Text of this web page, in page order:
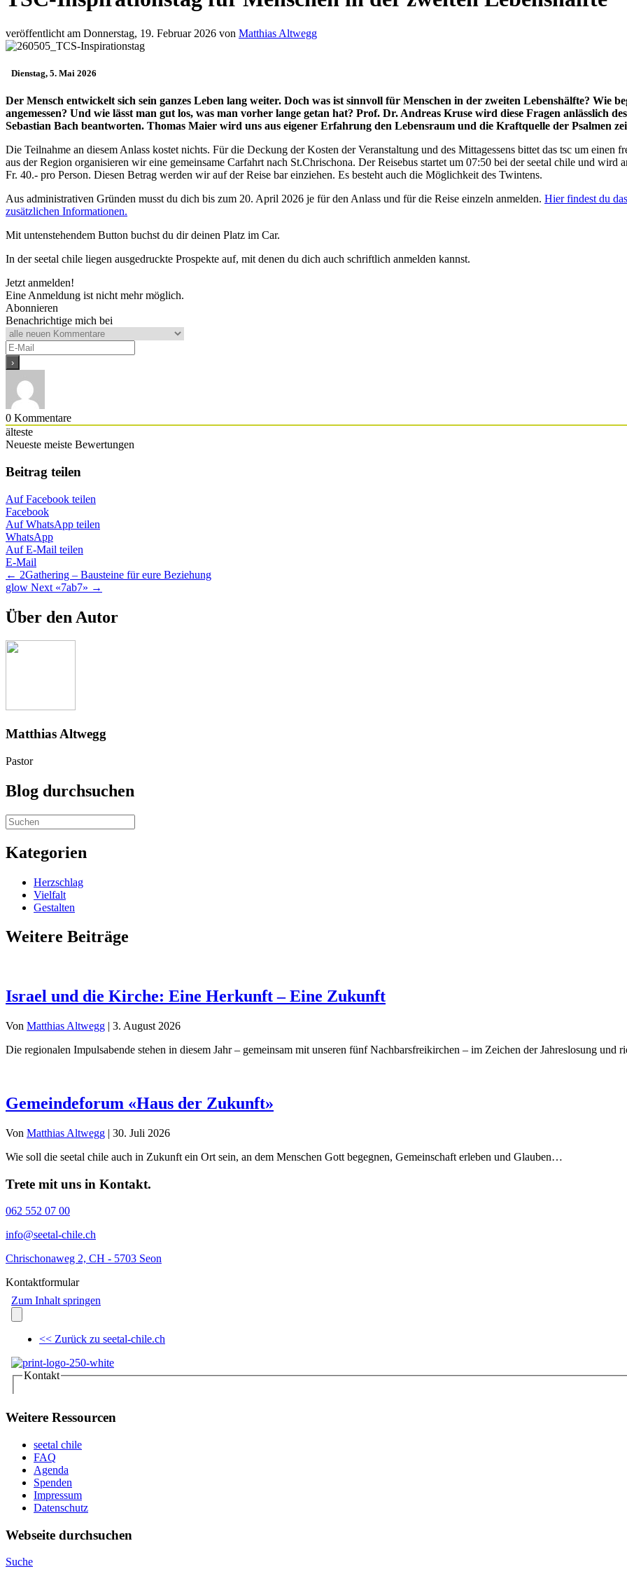
veröffentlicht am Donnerstag, 19. Februar 2026 von Matthias Altwegg
Dienstag, 5. Mai 2026
Der Mensch entwickelt sich sein ganzes Leben lang weiter. Doch was ist sinnvoll für Menschen in der zweiten Lebenshälfte? Wie
angemessen? Und wie lässt man gut los, was man vorher lange getan hat? Prof. Dr. Andreas Kruse wird diese Fragen anlässlich
Sebastian Bach beantworten. Thomas Maier wird uns aus eigener Erfahrung den Lebensraum und die Kraftquelle der Psalmen
Die Teilnahme an diesem Anlass kostet nichts. Für die Deckung der Kosten der Veranstaltung und des Mittagessens bittet das tsc um
aus der Region organisieren wir eine gemeinsame Carfahrt nach St.Chrischona. Der Reisebus startet um 07:50 bei der seetal chile und
Fr. 40.- pro Person. Diesen Betrag werden wir auf der Reise bar einziehen. Es besteht auch die Möglichkeit des Twintens.
Aus administrativen Gründen musst du dich bis zum 20. April 2026 je für den Anlass und für die Reise einzeln anmelden. Hier findest du
zusätzlichen Informationen.
Mit untenstehendem Button buchst du dir deinen Platz im Car.
In der seetal chile liegen ausgedruckte Prospekte auf, mit denen du dich auch schriftlich anmelden kannst.
Jetzt anmelden!
Eine Anmeldung ist nicht mehr möglich.
Abonnieren
Benachrichtige mich bei
0 Kommentare
älteste
Neueste meiste Bewertungen
Beitrag teilen
Auf Facebook teilen
Facebook
Auf WhatsApp teilen
WhatsApp
Auf E-Mail teilen
E-Mail
Posts
navigation
← 2Gathering – Bausteine für eure Beziehung
glow Next «7ab7» →
Über den Autor
Matthias Altwegg
Pastor
Blog durchsuchen
Kategorien
Herzschlag
Vielfalt
Gestalten
Weitere Beiträge
Israel und die Kirche: Eine Herkunft – Eine Zukunft
Von Matthias Altwegg | 3. August 2026
Die regionalen Impulsabende stehen in diesem Jahr – gemeinsam mit unseren fünf Nachbarsfreikirchen – im Zeichen der Jahreslosung und
Gemeindeforum «Haus der Zukunft»
Von Matthias Altwegg | 30. Juli 2026
Wie soll die seetal chile auch in Zukunft ein Ort sein, an dem Menschen Gott begegnen, Gemeinschaft erleben und Glauben…
Trete mit uns in Kontakt.
062 552 07 00
info@seetal-chile.ch
Chrischonaweg 2, CH - 5703 Seon
Kontaktformular
Weitere Ressourcen
seetal chile
FAQ
Agenda
Spenden
Impressum
Datenschutz
Webseite durchsuchen
Suche